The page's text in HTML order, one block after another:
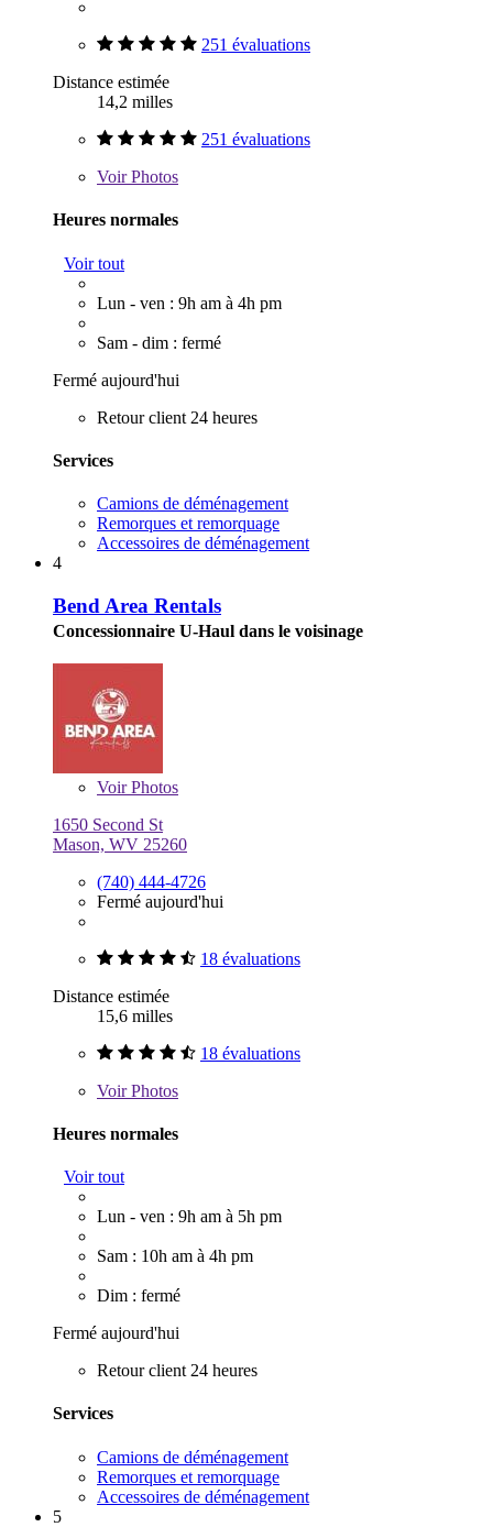
251 évaluations
Distance estimée
14,2 milles
251 évaluations
VoirPhotos
Heures normales
Voir tout
Lun - ven : 9h am à 4h pm
Sam - dim : fermé
Fermé aujourd'hui
Retour client 24 heures
Services
Camions de déménagement
Remorques et remorquage
Accessoires de déménagement
4
Bend Area Rentals
Concessionnaire U-Haul dans le voisinage
VoirPhotos
1650 Second St
Mason, WV 25260
(740) 444-4726
Fermé aujourd'hui
18 évaluations
Distance estimée
15,6 milles
18 évaluations
VoirPhotos
Heures normales
Voir tout
Lun - ven : 9h am à 5h pm
Sam : 10h am à 4h pm
Dim : fermé
Fermé aujourd'hui
Retour client 24 heures
Services
Camions de déménagement
Remorques et remorquage
Accessoires de déménagement
5